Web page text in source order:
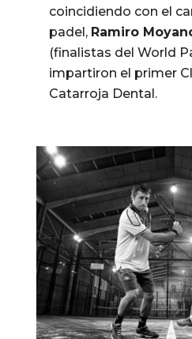
coincidiendo con el
padel, Ramiro
(finalistas del World
impartiron el primer
Catarroja Dental.